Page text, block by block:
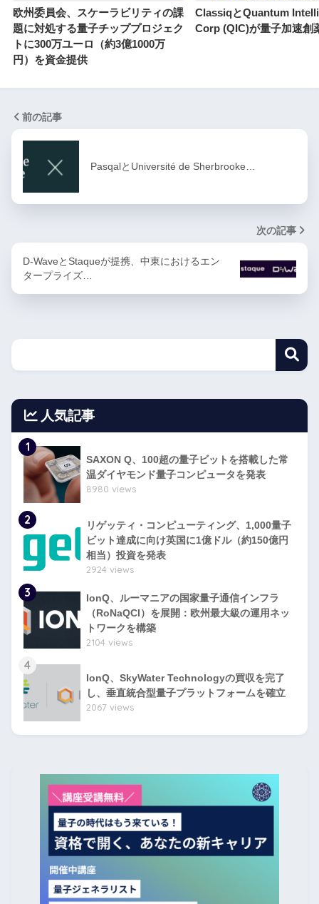
欧州委員会、スケーラビリティの課
題に対処する量子チッププロジェク
トに300万ユーロ（約3億1000万
円）を資金提供
ClassiqとQuantum
Corp (QIC)が量子加速創
前の記事
PasqalとUniversité de Sherbrooke…
次の記事
D-WaveとStaqueが提携、中東におけるエン
タープライズ…
人気記事
1
SAXON Q、100超の量子ビットを搭載した常
温ダイヤモンド量子コンピュータを発表
8980 views
2
リゲッティ・コンピューティング、1,000量子
ビット達成に向け英国に1億ドル（約150億円
相当）投資を発表
2924 views
3
IonQ、ルーマニアの国家量子通信インフラ
（RoNaQCI）を展開：欧州最大級の運用ネッ
トワークを構築
2104 views
4
IonQ、SkyWater Technologyの買収を完了
し、垂直統合型量子プラットフォームを確立
2067 views